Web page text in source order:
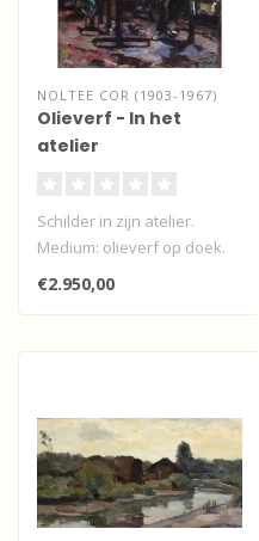
NOLTEE COR (1903-1967)
Olieverf - In het
atelier
Schilder in zijn atelier.
Medium: olieverf op doek.
Afmeting: ?? x??
Gesignee..
€2.950,00